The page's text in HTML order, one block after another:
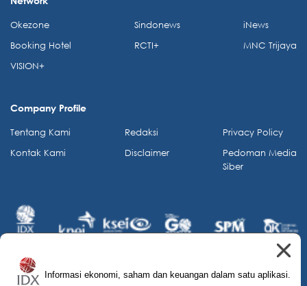
Informasi ekonomi, saham dan keuangan dalam satu aplikasi.
Okezone
Booking Hotel
VISION+
Sindonews
RCTI+
iNews
MNC Trijaya
Company Profile
Tentang Kami
Kontak Kami
Redaksi
Disclaimer
Privacy Policy
Pedoman Media
Siber
© 2026 IDX Channel. All Rights Reserved.